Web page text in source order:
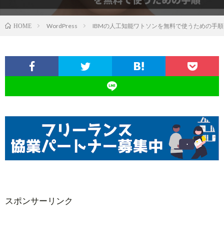
HOME WordPress IBMの人工知能ワトソンを無料で使うための手
スポンサーリンク